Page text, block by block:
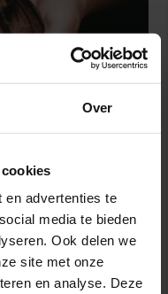
Over
en advertenties te
media te bieden
Ook delen we
site met onze
en analyse. Deze
Alleenstaande
de weg naar hulp en
altijd goed te vinden.
Zaken en
hulp’. De gevolgen van